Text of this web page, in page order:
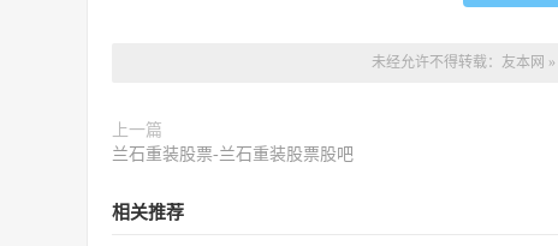
未经允许不得转载： 友本网 »
上一篇
兰石重装股票-兰石重装股票股吧
相关推荐